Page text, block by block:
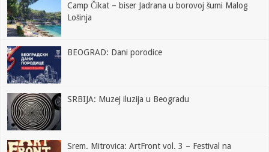
Camp Čikat – biser Jadrana u borovoj šumi Malog
Lošinja
BEOGRAD: Dani porodice
SRBIJA: Muzej iluzija u Beogradu
Srem. Mitrovica: ArtFront vol. 3 – Festival na